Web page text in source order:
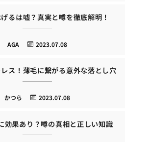
るは嘘？真実と噂を徹底解明！
2023.07.08
AGA
ス！薄毛に繋がる意外な落とし穴
2023.07.08
かつら
効果あり？噂の真相と正しい知識